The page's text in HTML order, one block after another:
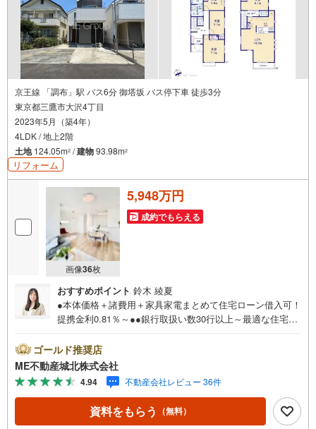
京王線 「調布」駅 バス6分 御塔坂 バス停下車 徒歩3分
東京都三鷹市大沢4丁目
2023年5月（築4年）
4LDK / 地上2階
土地124.05m2 /建物93.98m2
リフォーム
画像36枚
5,948万円
成約でもらえる
おすすめポイント 鈴木 綾夏
●本体価格＋諸費用＋家具家電まとめて住宅ローン借入可！
提携金利0.81％～●●銀行取扱い数30行以上～最適な住宅ロ
多数ございます！（1）勤続年数1ヶ月（2）自己資金0円
（3）産休/育休/契約社員/派遣社員/アルバイト/パート/独
身/自営業/経営者（4）延滞、滞納、個信アウト対応可
（5）収入合算や親子ローン（6）金融機関の借入まとめ
等、家具、家電、引越し費用等おまとめローン（7）永住権
無、持病あり、持ち家残債有でも相談可能●3つの安心サポ
ゴールド推奨店
ME不動産城北株式会社
4.94 不動産会社レビュー 36件
資料をもらう （無料）